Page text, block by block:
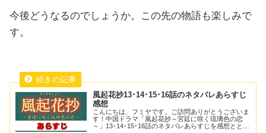
今後どうなるのでしょうか。この先の物語も楽しみで
す。
風起花抄13･14･15･16話のネタバレあらすじ
感想
こんにちは、フミヤです。ご訪問ありがとうございま
す！中国ドラマ「風起花抄～宮廷に咲く琉璃色の恋
～」13･14･15･16話のネタバレあらすじを感想ととも